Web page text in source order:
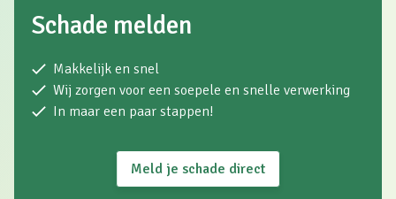
Schade melden
Makkelijk en snel
Wij zorgen voor een soepele en snelle verwerking
In maar een paar stappen!
Meld je schade direct